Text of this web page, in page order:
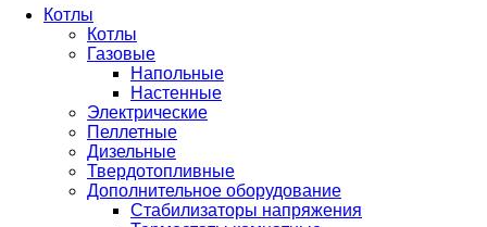
Котлы
Котлы
Газовые
Напольные
Настенные
Электрические
Пеллетные
Дизельные
Твердотопливные
Дополнительное оборудование
Стабилизаторы напряжения